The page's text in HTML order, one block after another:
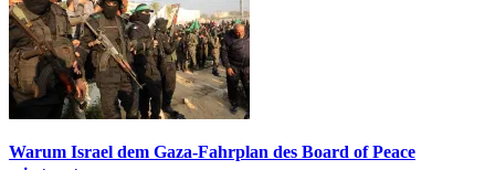
Warum Israel dem Gaza-Fahrplan des Board of Peace